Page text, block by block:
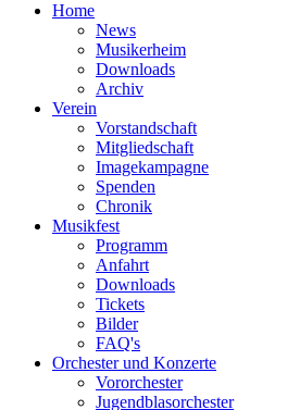
Home
News
Musikerheim
Downloads
Archiv
Verein
Vorstandschaft
Mitgliedschaft
Imagekampagne
Spenden
Chronik
Musikfest
Programm
Anfahrt
Downloads
Tickets
Bilder
FAQ's
Orchester und Konzerte
Vororchester
Jugendblasorchester